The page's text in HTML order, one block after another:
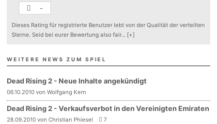
-
Dieses Rating für registrierte Benutzer lebt von der Qualität der verteilten
Sterne. Seid bei eurer Bewertung also fair... [+]
WEITERE NEWS ZUM SPIEL
Dead Rising 2 - Neue Inhalte angekündigt
06.10.2010 von Wolfgang Kern
Dead Rising 2 - Verkaufsverbot in den Vereinigten Emiraten
28.09.2010 von Christian Phiesel 7